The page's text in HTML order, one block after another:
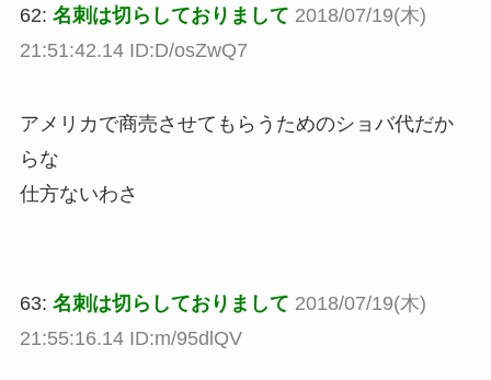
62: 名刺は切らしておりまして 2018/07/19(木)
21:51:42.14 ID:D/osZwQ7
アメリカで商売させてもらうためのショバ代だか
らな
仕方ないわさ
63: 名刺は切らしておりまして 2018/07/19(木)
21:55:16.14 ID:m/95dlQV